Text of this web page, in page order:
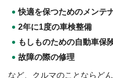
快適を保つためのメンテ
2年に1度の車検整備
もしものための自動車保
故障の際の修理
など、クルマのことならど